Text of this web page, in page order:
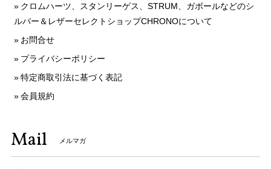
クロムハーツ、スタンリーゲス、STRUM、ガボールなどのシ
ルバー＆レザーセレクトショップCHRONOについて
お問合せ
プライバシーポリシー
特定商取引法に基づく表記
会員規約
Mail メルマガ